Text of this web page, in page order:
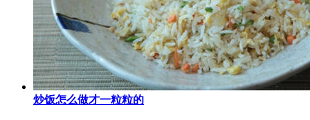
炒饭怎么做才一粒粒的